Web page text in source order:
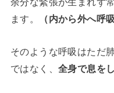
ます。
（内から外へ呼
そのような呼吸はただ
ではなく、 全身で息を